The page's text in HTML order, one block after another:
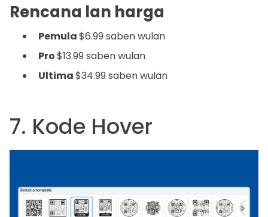
Rencana lan harga
Pemula$6.99 saben wulan
Pro$13.99 saben wulan
Ultima$34.99 saben wulan
7. Kode Hover